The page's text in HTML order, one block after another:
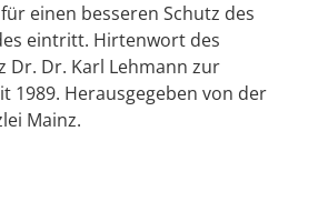
einen besseren Schutz des
eintritt. Hirtenwort des
Dr. Dr. Karl Lehmann zur
1989. Herausgegeben von der
Mainz.